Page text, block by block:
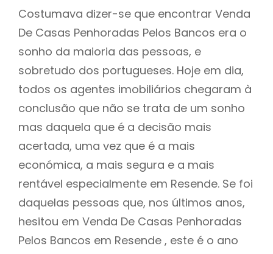
Costumava dizer-se que encontrar Venda
De Casas Penhoradas Pelos Bancos era o
sonho da maioria das pessoas, e
sobretudo dos portugueses. Hoje em dia,
todos os agentes imobiliários chegaram à
conclusão que não se trata de um sonho
mas daquela que é a decisão mais
acertada, uma vez que é a mais
económica, a mais segura e a mais
rentável especialmente em Resende. Se foi
daquelas pessoas que, nos últimos anos,
hesitou em Venda De Casas Penhoradas
Pelos Bancos em Resende , este é o ano